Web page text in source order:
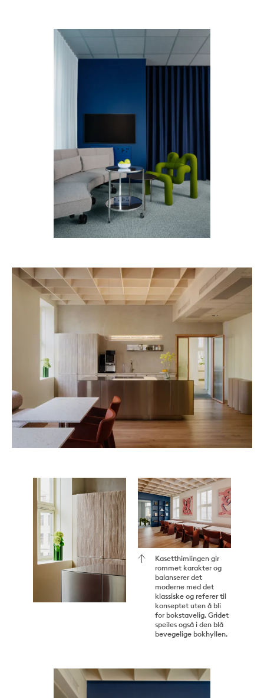
Kasetthimlingen gir
rommet karakter og
balanserer det
moderne med det
klassiske og referer til
konseptet uten å bli
for bokstavelig. Gridet
speiles også i den blå
bevegelige bokhyllen.